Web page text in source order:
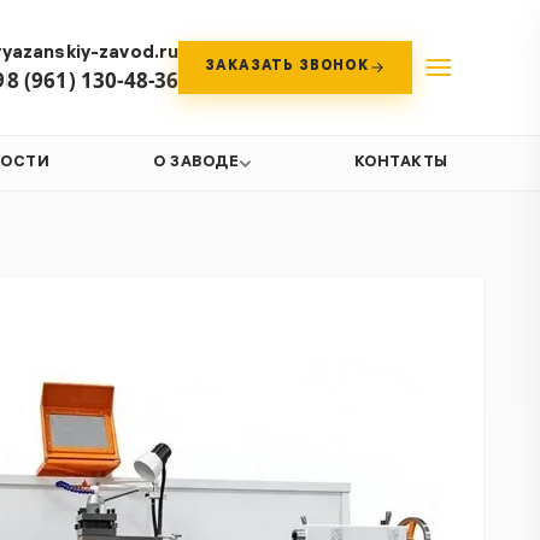
zavod.ru
8 (961) 130-48-36 ЗАКАЗАТЬ ЗВОНОК
О ЗАВОДЕ КОНТАКТЫ